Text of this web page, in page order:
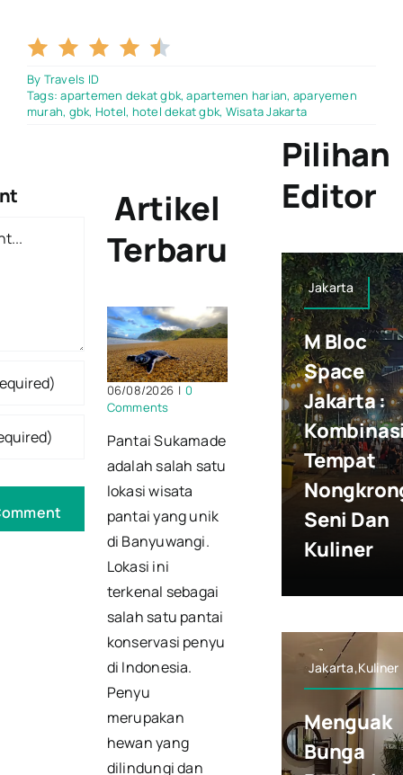
4.5/5
By Travels ID
Tags:apartemen dekat gbk,apartemen harian, aparyemen
murah, gbk, Hotel, hotel dekat gbk, Wisata Jakarta
Artikel
Terbaru
06/08/2026 | 0
Comments
Pantai Sukamade
adalah salah satu
lokasi wisata
pantai yang unik
di Banyuwangi.
Lokasi ini
terkenal sebagai
salah satu pantai
konservasi penyu
di Indonesia.
Penyu
merupakan
hewan yang
dilindungi dan
Pilihan
Editor
Jakarta
M Bloc
Space
Jakarta :
Tempat
Seni Dan
Kuliner
Jakarta,Kuliner
Menguak
Bunga